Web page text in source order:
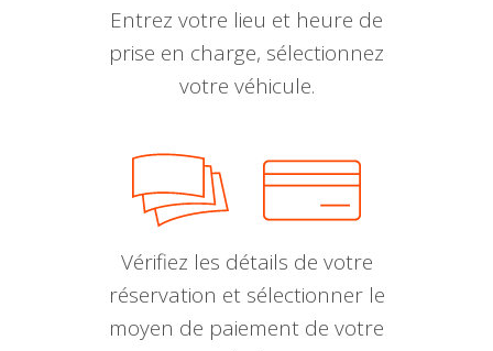
Entrez votre lieu et heure de
prise en charge, sélectionnez
votre véhicule.
Vérifiez les détails de votre
réservation et sélectionner le
moyen de paiement de votre